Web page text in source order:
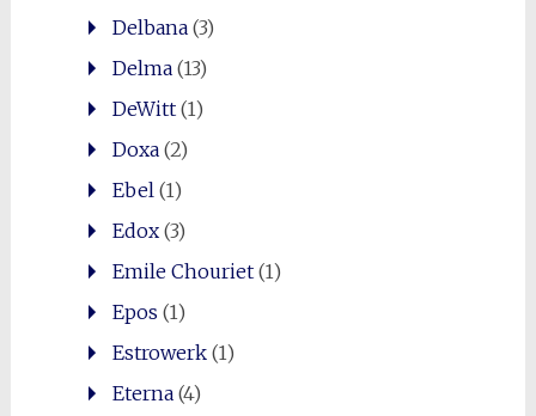
Delbana(3)
Delma(13)
DeWitt(1)
Doxa(2)
Ebel (1)
Edox(3)
Emile Chouriet(1)
Epos (1)
Estrowerk(1)
Eterna(4)